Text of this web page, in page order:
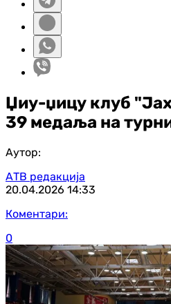
Џиу-џицу клуб
39 медаља на
Аутор:
АТВ редакција
20.04.2026 14:33
Коментари:
0